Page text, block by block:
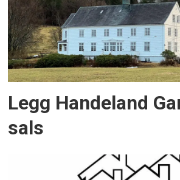
Legg Handeland
sals